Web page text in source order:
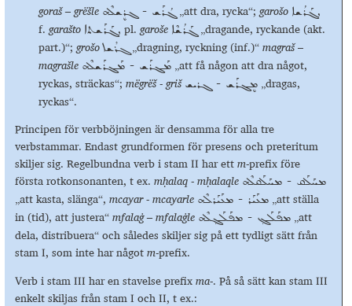
goraš – grёšle ܓܳܪܰܫ - ܓܪܷܫܠܶܗ „att dra, rycka“;garošo ܓܰܪܳܫܐ,
f.garašto ܓܰܪܰܫܬܐ, pl.garoše ܓܰܪܳܫܶܐ „dragande, ryckande (akt.
part.)“;grošoܓܪܳܫܐ „dragning, ryckning (inf.)“magraš–
magrašle ܡܰܓܪܰܫ - ܡܰܓܪܰܫܠܶܗ „att få någon att dra något,
ryckas, sträckas“;mёgrёš-griš ܡܷܓܪܰܫ - ܓܪܝܫ „dragas,
ryckas“.
Principen för verbböjningen är densamma för alla tre
verbstammar. Endast grundformen för presens och preteritum
skiljer sig. Regelbundna verb i stam II har ettm-prefix före
första rotkonsonanten, t ex.mḥalaq-mḥalaqle ܡܚܰܠܰܩ - ܡܚܰܠܰܩܠܶܗ
„att kasta, slänga“,mcayar -mcayarle ܡܥܰܝܰܪ - ܡܥܰܝܰܪܠܶܗ „att ställa
in (tid), att justera“mfalaġ – mfalaġle ܡܦܰܠܰܓ݂ - ܡܦܰܠܰܓ݂ܠܶܗ „att
dela, distribuera“ och således skiljer sig på ett tydligt sätt från
stam I, som inte har någotm-prefix.
Verb i stam III har en stavelse prefixma-. På så sätt kan stam III
enkelt skiljas från stam I och II, t ex.: